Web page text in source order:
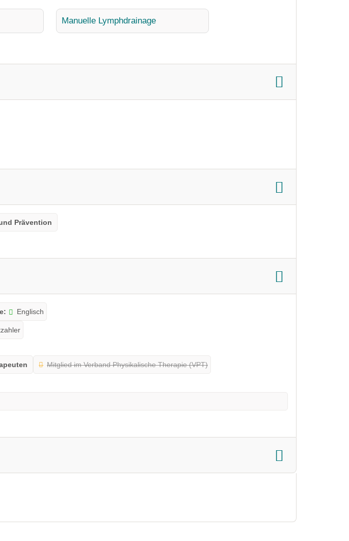
Manuelle Lymphdrainage
Prävention
Englisch
Mitglied im Verband Physikalische Therapie (VPT)